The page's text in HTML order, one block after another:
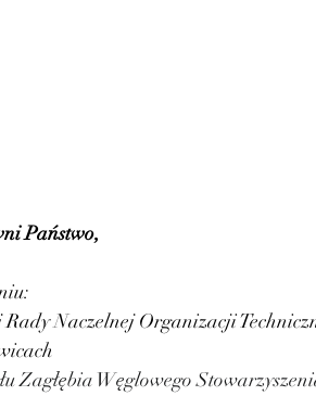
Państwo,
Rady Naczelnej Organizacji
Zagłębia Węglowego